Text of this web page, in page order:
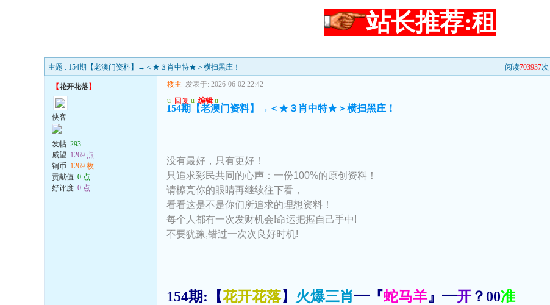
站长推荐:租
主题 : 154期【老澳门资料】→＜★３肖中特★＞横扫黑庄！ 阅读703937次 |
【花开花落】
侠客
发帖: 293
威望: 1269 点
铜币: 1269 枚
贡献值: 0 点
好评度: 0 点
楼主 发表于: 2026-06-02 22:42 ---
u 回复 u 编辑 u
154期【老澳门资料】→＜★３肖中特★＞横扫黑庄！
没有最好，只有更好！
只追求彩民共同的心声：一份100%的原创资料！
请檫亮你的眼睛再继续往下看，
看看这是不是你们所追求的理想资料！
每个人都有一次发财机会!命运把握自己手中!
不要犹豫,错过一次次良好时机!
154期:【花开花落】 火爆三肖━『蛇马羊』━开 ？00准